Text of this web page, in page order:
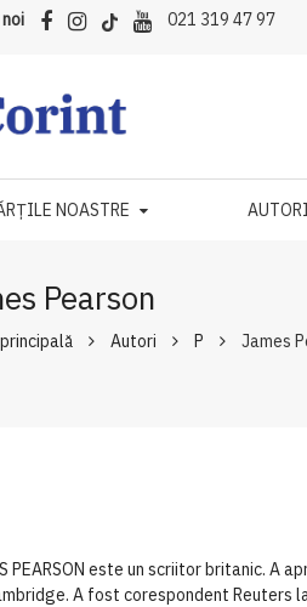
021 319 47 97
NOASTRE AUTORI
Pearson
Autori P James
PEARSON este un scriitor britanic. A
A fost corespondent Reuters